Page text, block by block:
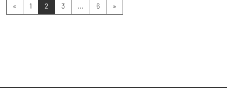
« 1 2 3 ... 6 »